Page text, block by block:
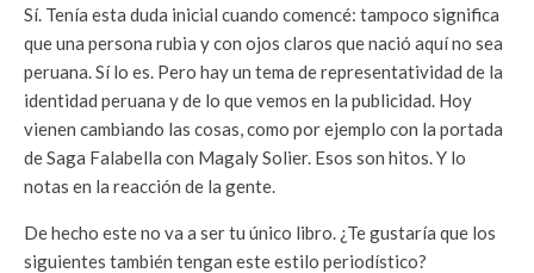
Sí. Tenía esta duda inicial cuando comencé: tampoco significa
que una persona rubia y con ojos claros que nació aquí no sea
peruana. Sí lo es. Pero hay un tema de representatividad de la
identidad peruana y de lo que vemos en la publicidad. Hoy
vienen cambiando las cosas, como por ejemplo con la portada
de Saga Falabella con Magaly Solier. Esos son hitos. Y lo
notas en la reacción de la gente.
De hecho este no va a ser tu único libro. ¿Te gustaría que los
siguientes también tengan este estilo periodístico?